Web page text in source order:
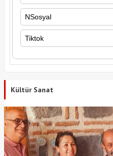
NSosyal
Tiktok
Kültür Sanat